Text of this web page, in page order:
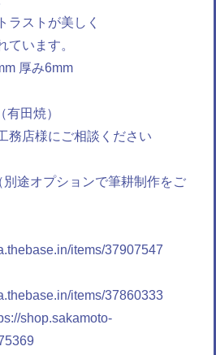
ラストが美しく
ています。
厚み6mm
田焼）
務店様にご相談ください
途オプションで筆耕制作をご
items/37907547
items/37860333
shop.sakamoto-